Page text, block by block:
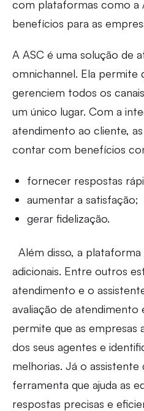
com plataformas como a
benefícios para as
A ASC é uma solução de
omnichannel. Ela permite
gerenciem todos os
um único lugar. Com a
atendimento ao cliente,
contar com benefícios
fornecer respostas
aumentar a satisfação;
gerar fidelização.
Além disso, a
adicionais. Entre outros
atendimento e o
avaliação de atendimento
permite que as empresas
dos seus agentes e
melhorias. Já o
ferramenta que ajuda as
respostas precisas e